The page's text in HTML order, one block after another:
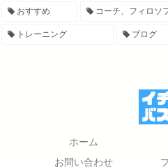
おすすめ コーチ、フィロソ
トレーニング ブログ
ホーム
お問い合わせ